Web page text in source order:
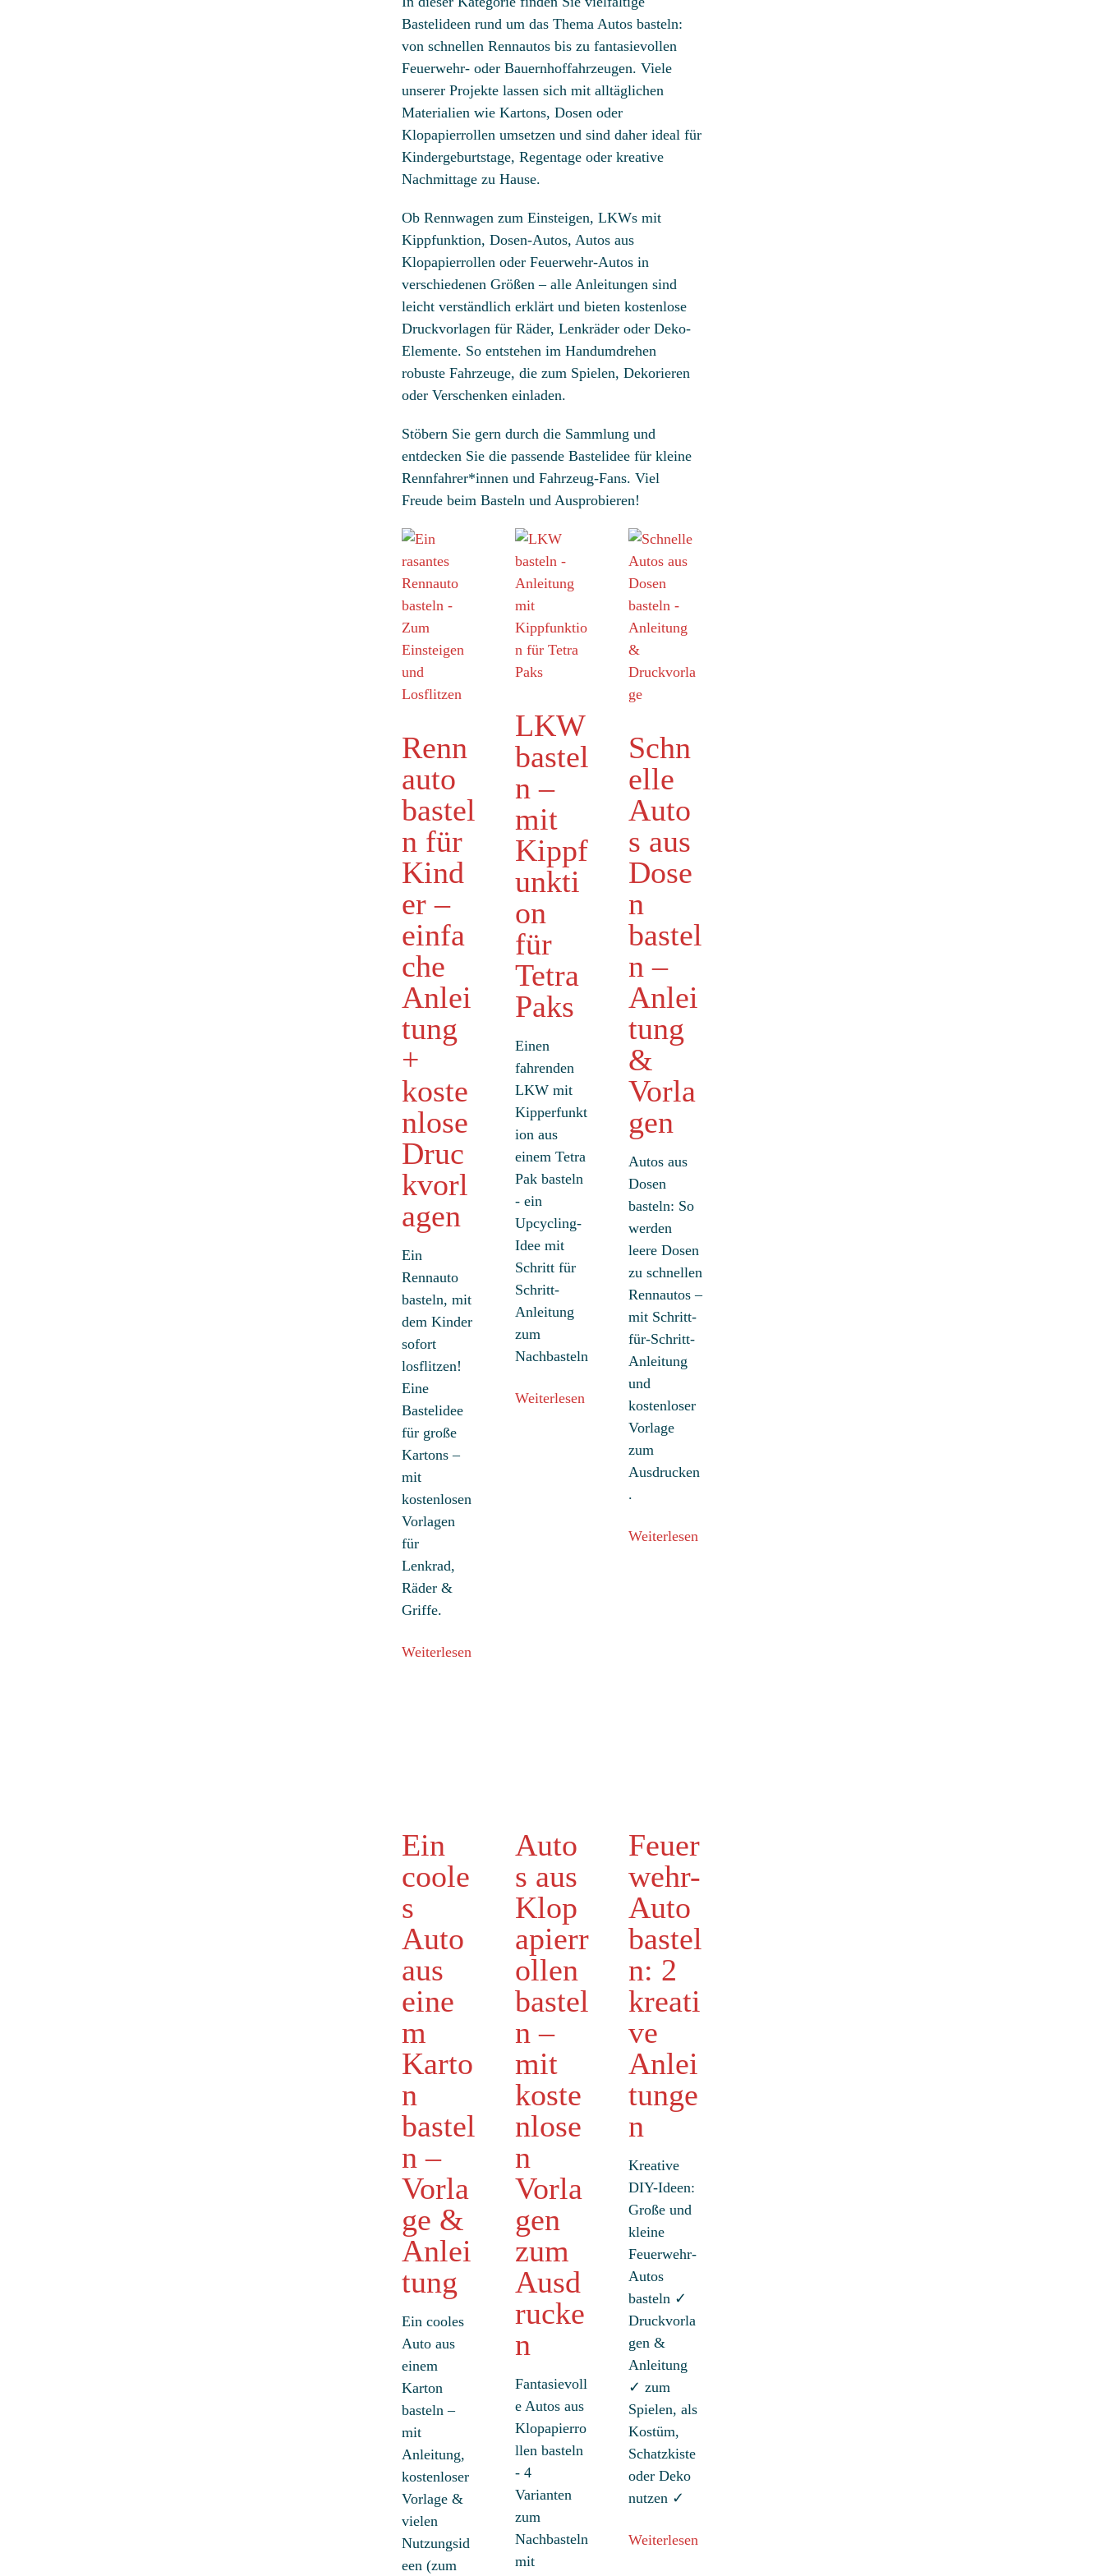
Bastelideen rund um das Thema Autos basteln:
von schnellen Rennautos bis zu fantasievollen
Feuerwehr- oder Bauernhoffahrzeugen. Viele
unserer Projekte lassen sich mit alltäglichen
Materialien wie Kartons, Dosen oder
Klopapierrollen umsetzen und sind daher ideal für
Kindergeburtstage, Regentage oder kreative
Nachmittage zu Hause.
Ob Rennwagen zum Einsteigen, LKWs mit
Kippfunktion, Dosen-Autos, Autos aus
Klopapierrollen oder Feuerwehr-Autos in
verschiedenen Größen – alle Anleitungen sind
leicht verständlich erklärt und bieten kostenlose
Druckvorlagen für Räder, Lenkräder oder Deko-
Elemente. So entstehen im Handumdrehen
robuste Fahrzeuge, die zum Spielen, Dekorieren
oder Verschenken einladen.
Stöbern Sie gern durch die Sammlung und
entdecken Sie die passende Bastelidee für kleine
Rennfahrer*innen und Fahrzeug-Fans. Viel
Freude beim Basteln und Ausprobieren!
Renn
auto
bastel
n für
Kind
er –
einfa
che
Anlei
tung
+
koste
nlose
Druc
kvorl
agen
Ein
Rennauto
basteln, mit
dem Kinder
sofort
losflitzen!
Eine
Bastelidee
für große
Kartons –
mit
kostenlosen
Vorlagen
für
Lenkrad,
Räder &
Griffe.
Weiterlesen
LKW
bastel
n –
mit
Kippf
unkti
on
für
Tetra
Paks
Einen
fahrenden
LKW mit
Kipperfunkt
ion aus
einem Tetra
Pak basteln
- ein
Upcycling-
Idee mit
Schritt für
Schritt-
Anleitung
zum
Nachbasteln
Weiterlesen
Schn
elle
Auto
s aus
Dose
n
bastel
n –
Anlei
tung
&
Vorla
gen
Autos aus
Dosen
basteln: So
werden
leere Dosen
zu schnellen
Rennautos –
mit Schritt-
für-Schritt-
Anleitung
und
kostenloser
Vorlage
zum
Ausdrucken
.
Weiterlesen
Ein
coole
s
Auto
aus
eine
m
Karto
n
bastel
n –
Vorla
ge &
Anlei
tung
Ein cooles
Auto aus
einem
Karton
basteln –
mit
Anleitung,
kostenloser
Vorlage &
vielen
Nutzungsid
een (zum
Auto
s aus
Klop
apierr
ollen
bastel
n –
mit
koste
nlose
n
Vorla
gen
zum
Ausd
rucke
n
Fantasievoll
e Autos aus
Klopapierro
llen basteln
- 4
Varianten
zum
Nachbasteln
mit
Feuer
wehr-
Auto
bastel
n: 2
kreati
ve
Anlei
tunge
n
Kreative
DIY-Ideen:
Große und
kleine
Feuerwehr-
Autos
basteln ✓
Druckvorla
gen &
Anleitung
✓ zum
Spielen, als
Kostüm,
Schatzkiste
oder Deko
nutzen ✓
Weiterlesen